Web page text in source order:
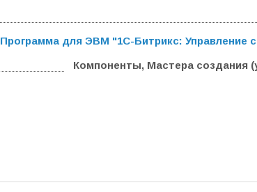
Программа для ЭВМ "1С-Битрикс: Управление
Компоненты, Мастера создания